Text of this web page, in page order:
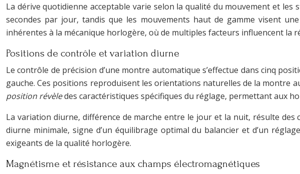
La dérive quotidienne acceptable varie selon la qualité du mouvement et
secondes par jour, tandis que les mouvements haut de gamme visent
inhérentes à la mécanique horlogère, où de multiples facteurs influencent la
Positions de contrôle et variation diurne
Le contrôle de précision d’une montre automatique s’effectue dans cinq
gauche. Ces positions reproduisent les orientations naturelles de la montre
position révèledes caractéristiques spécifiques du réglage, permettant aux
La variation diurne, différence de marche entre le jour et la nuit, résulte
diurne minimale, signe d’un équilibrage optimal du balancier et d’un
exigeants de la qualité horlogère.
Magnétisme et résistance aux champs électromagnétiques